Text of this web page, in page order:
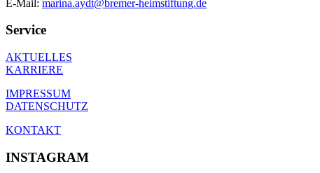
E-Mail: marina.aydt@bremer-heimstiftung.de
Service
AKTUELLES
KARRIERE
IMPRESSUM
DATENSCHUTZ
KONTAKT
INSTAGRAM